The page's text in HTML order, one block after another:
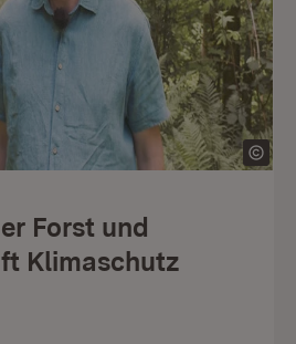
Forst und
Klimaschutz